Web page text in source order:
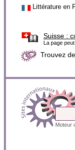
Littérature en
Suisse :
La page
Trouvez
Moteur